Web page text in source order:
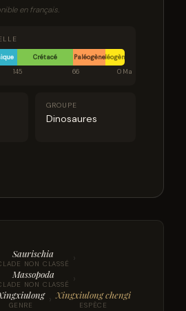
en français.
Crétacé PaléogèneNéogène
145 66 0 Ma
GROUPE
Dinosaures
Saurischia
NON CLASSÉ ›
Massopoda
NON CLASSÉ ›
GENRE › Xingxiulong chengi
ESPÈCE